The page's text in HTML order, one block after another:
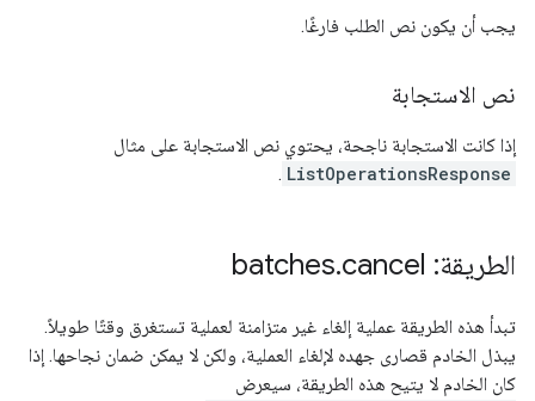
يجب أن يكون نص الطلب فارغًا.
نص الاستجابة
إذا كانت الاستجابة ناجحة، يحتوي نص الاستجابة على مثال
ListOperationsResponse
.
الطريقة: batches .cancel
تبدأ هذه الطريقة عملية إلغاء غير متزامنة لعملية تستغرق وقتًا طويلاً.
يبذل الخادم قصارى جهده لإلغاء العملية، ولكن لا يمكن ضمان نجاحها. إذا
كان الخادم لا يتيح هذه الطريقة، سيعرض